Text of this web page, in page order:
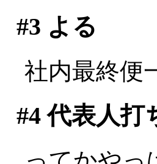
#3 よる
社内最終便
#4代表人打